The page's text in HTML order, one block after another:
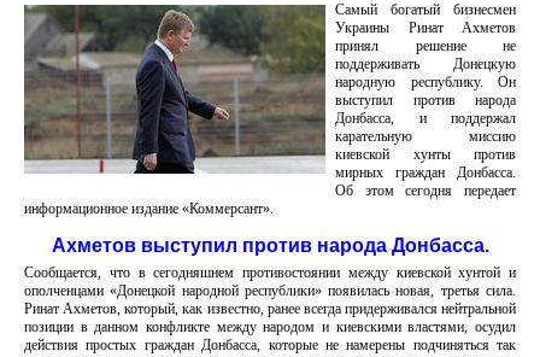
Самый богатый бизнесмен
Украины Ринат Ахметов
принял решение не
поддерживать Донецкую
народную республику. Он
выступил против народа
Донбасса, и поддержал
карательную миссию
киевской хунты против
мирных граждан Донбасса.
Об этом сегодня передает
информационное издание «Коммерсант».
Ахметов выступил против народа Донбасса.
Сообщается, что в сегодняшнем противостоянии между киевской хунтой и
ополченцами «Донецкой народной республики» появилась новая, третья сила.
Ринат Ахметов, который, как известно, ранее всегда придерживался нейтральной
позиции в данном конфликте между народом и киевскими властями, осудил
действия простых граждан Донбасса, которые не намерены подчиняться так